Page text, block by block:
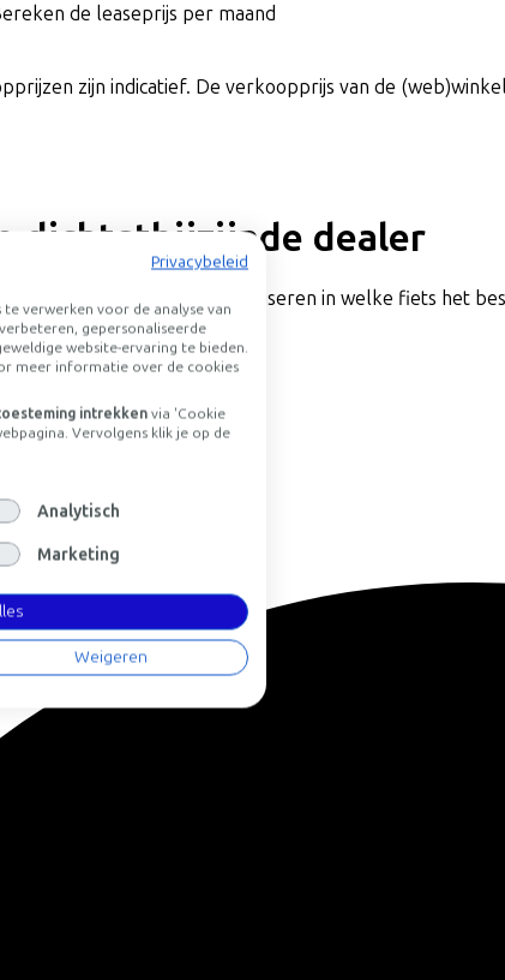
de leaseprijs per maand
zijn indicatief. De verkoopprijs van de
dichtstbijzijnde dealer
je door onze partners adviseren in welke fiets het
een proefrit aan te vragen
Privacybeleid
verwerken voor de analyse van
gepersonaliseerde
website-ervaring te bieden.
meer informatie over de cookies
intrekken via 'Cookie
Vervolgens klik je op de
Analytisch
Marketing
Weigeren